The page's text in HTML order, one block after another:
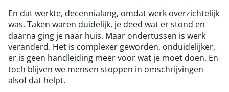
En dat werkte, decennialang, omdat werk overzichtelijk
was. Taken waren duidelijk, je deed wat er stond en
daarna ging je naar huis. Maar ondertussen is werk
veranderd. Het is complexer geworden, onduidelijker,
er is geen handleiding meer voor wat je moet doen. En
toch blijven we mensen stoppen in omschrijvingen
alsof dat helpt.